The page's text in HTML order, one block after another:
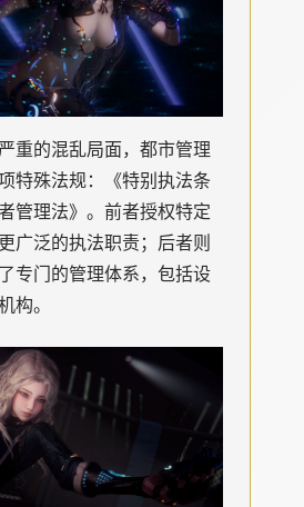
重的混乱局面，都市管理
特殊法规：《特别执法条
管理法》。前者授权特定
广泛的执法职责；后者则
专门的管理体系，包括设
构。